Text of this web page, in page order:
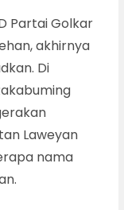
Partai Golkar
akhirnya
Di
Laweyan
nama